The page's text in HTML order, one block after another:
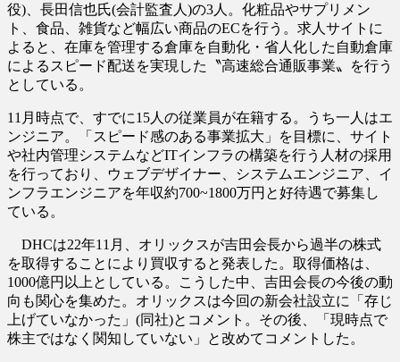
役)、長田信也氏(会計監査人)の3人。化粧品やサプリメン
ト、食品、雑貨など幅広い商品のECを行う。求人サイトに
よると、在庫を管理する倉庫を自動化・省人化した自動倉庫
によるスピード配送を実現した〝高速総合通販事業〟を行う
としている。
11月時点で、すでに15人の従業員が在籍する。うち一人はエ
ンジニア。「スピード感のある事業拡大」を目標に、サイト
や社内管理システムなどITインフラの構築を行う人材の採用
を行っており、ウェブデザイナー、システムエンジニア、イ
ンフラエンジニアを年収約700~1800万円と好待遇で募集し
ている。
DHCは22年11月、オリックスが吉田会長から過半の株式
を取得することにより買収すると発表した。取得価格は、
1000億円以上としている。こうした中、吉田会長の今後の動
向も関心を集めた。オリックスは今回の新会社設立に「存じ
上げていなかった」(同社)とコメント。その後、「現時点で
株主ではなく関知していない」と改めてコメントした。